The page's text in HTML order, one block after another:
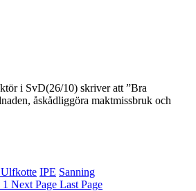
i SvD(26/10) skriver att ”Bra
åskådliggöra maktmissbruk och
IPE Sanning
1 Next Page Last Page